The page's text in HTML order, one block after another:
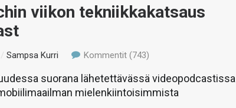
viikon tekniikkakatsaus
/Sampsa Kurri Kommentit (743)
suorana lähetettävässä videopodcastissa
mielenkiintoisimmista